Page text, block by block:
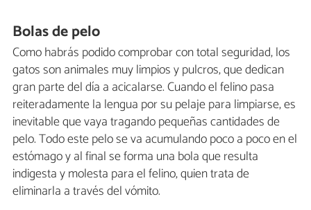
Bolas de pelo
Como habrás podido comprobar con total seguridad, los
gatos son animales muy limpios y pulcros, que dedican
gran parte del día a acicalarse. Cuando el felino pasa
reiteradamente la lengua por su pelaje para limpiarse, es
inevitable que vaya tragando pequeñas cantidades de
pelo. Todo este pelo se va acumulando poco a poco en el
estómago y al final se forma una bola que resulta
indigesta y molesta para el felino, quien trata de
eliminarla a través del vómito.